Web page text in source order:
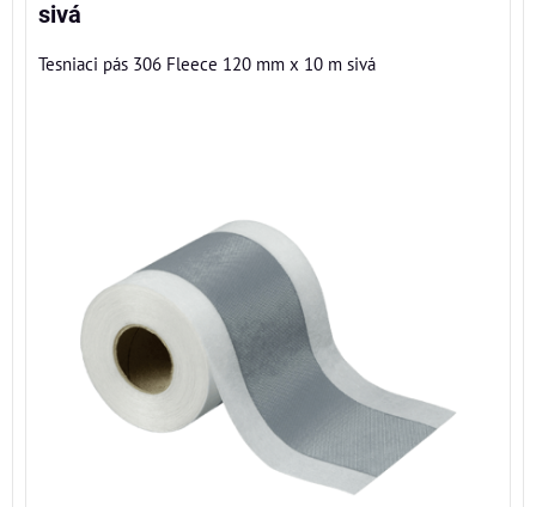
sivá
Tesniaci pás 306 Fleece 120 mm x 10 m sivá